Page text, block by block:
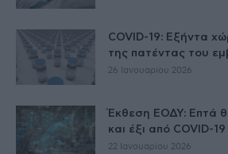
COVID-19: Εξήντα
της πατέντας του
26 Ιανουαρίου 2026
Έκθεση ΕΟΔΥ: Επτά
και έξι από COVID-19
22 Ιανουαρίου 2026